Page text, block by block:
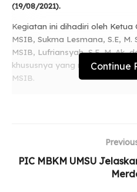
(19/08/2021).
Kegiatan ini dihadiri oleh Ketua
MSIB, Sukma Lesmana, S.E,
MSIB, Lufriansyah, S.E, M. Ak,
khususnya yang mengikuti
MSIB.
kepada Persyarikatan
UMSU Perkuat Relawan
Pancasila Lewat Aksi
Continue
PIC MBKM UMSU